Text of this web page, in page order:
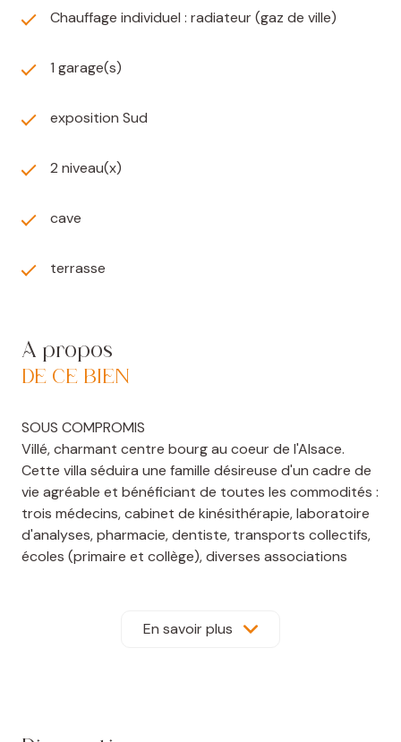
Chauffage individuel : radiateur (gaz de ville)
1 garage(s)
exposition Sud
2 niveau(x)
cave
terrasse
A propos
DE CE BIEN
SOUS COMPROMIS
Villé, charmant centre bourg au coeur de l'Alsace.
Cette villa séduira une famille désireuse d'un cadre de
vie agréable et bénéficiant de toutes les commodités :
trois médecins, cabinet de kinésithérapie, laboratoire
d'analyses, pharmacie, dentiste, transports collectifs,
écoles (primaire et collège), diverses associations
résidence sécondaire de par sa situation avec vue,
confidentialité et proche des infrastructures
En savoir plus